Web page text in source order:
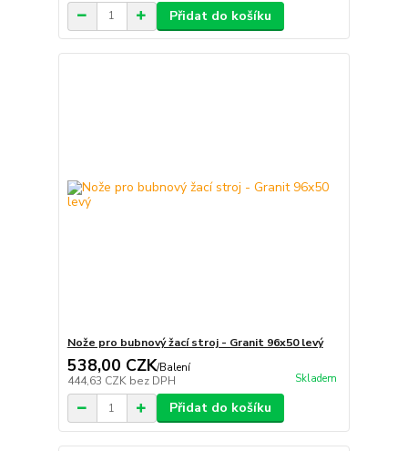
Přidat do košíku
Nože pro bubnový žací stroj - Granit 96x50 levý
538,00 CZK/Balení
444,63 CZK bez DPH Skladem
Přidat do košíku